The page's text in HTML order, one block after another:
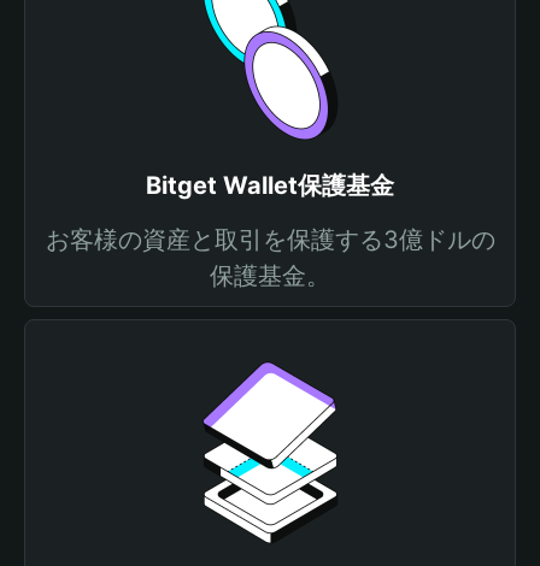
Bitget Wallet保護基金
お客様の資産と取引を保護する3億ドルの
保護基金。